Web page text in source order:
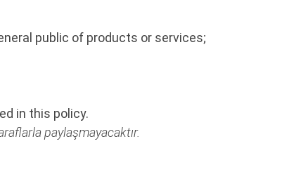
public of products or services;
in this policy.
paylaşmayacaktır.